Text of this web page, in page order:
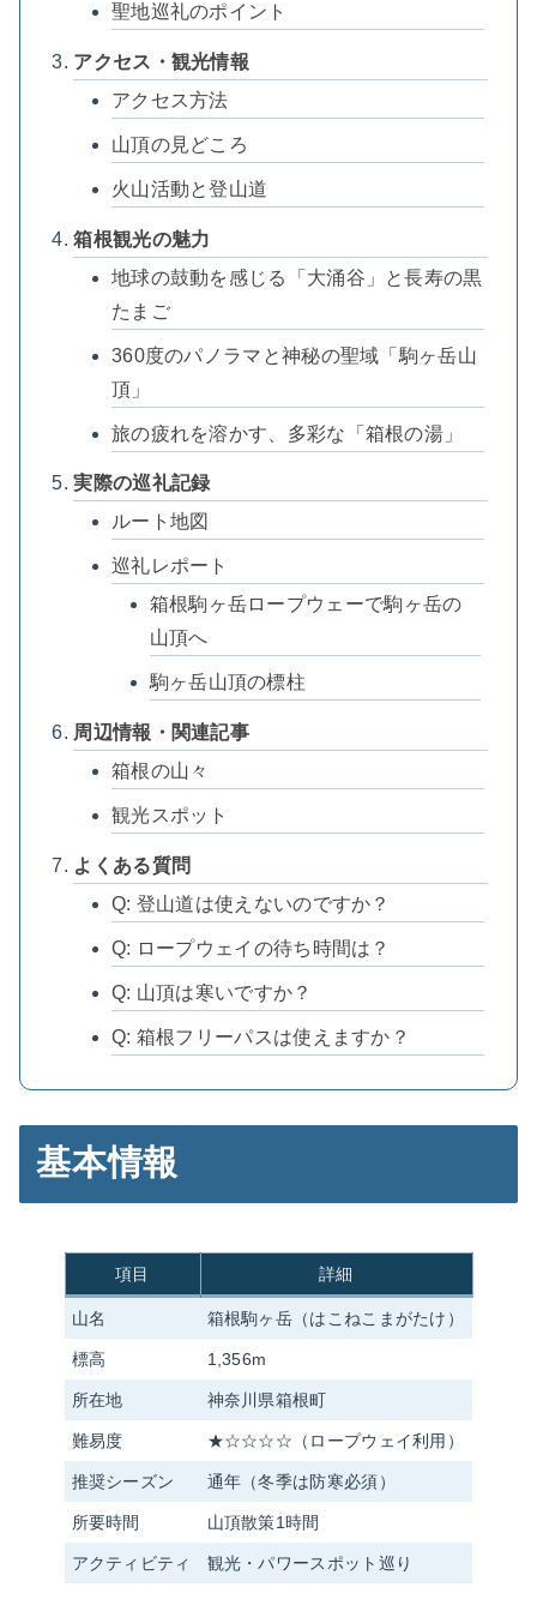
聖地巡礼のポイント
アクセス・観光情報
アクセス方法
山頂の見どころ
火山活動と登山道
箱根観光の魅力
地球の鼓動を感じる「大涌谷」と長寿の黒
たまご
360度のパノラマと神秘の聖域「駒ヶ岳山
頂」
旅の疲れを溶かす、多彩な「箱根の湯」
実際の巡礼記録
ルート地図
巡礼レポート
箱根駒ヶ岳ロープウェーで駒ヶ岳の
山頂へ
駒ヶ岳山頂の標柱
周辺情報・関連記事
箱根の山々
観光スポット
よくある質問
Q: 登山道は使えないのですか？
Q: ロープウェイの待ち時間は？
Q: 山頂は寒いですか？
Q: 箱根フリーパスは使えますか？
基本情報
項目 詳細
山名 箱根駒ヶ岳（はこねこまがたけ）
標高 1,356m
所在地 神奈川県箱根町
難易度 ★☆☆☆☆（ロープウェイ利用）
推奨シーズン 通年（冬季は防寒必須）
所要時間 山頂散策1時間
アクティビティ 観光・パワースポット巡り